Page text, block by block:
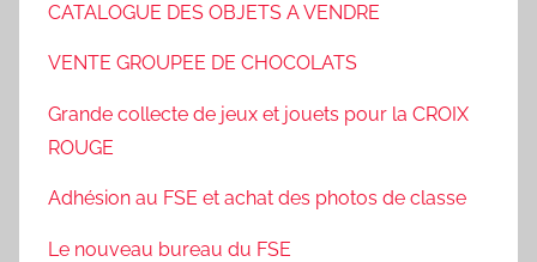
CATALOGUE DES OBJETS A VENDRE
VENTE GROUPEE DE CHOCOLATS
Grande collecte de jeux et jouets pour la CROIX
ROUGE
Adhésion au FSE et achat des photos de classe
Le nouveau bureau du FSE